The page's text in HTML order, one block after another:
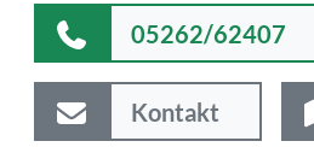
05262/62407
Kontakt